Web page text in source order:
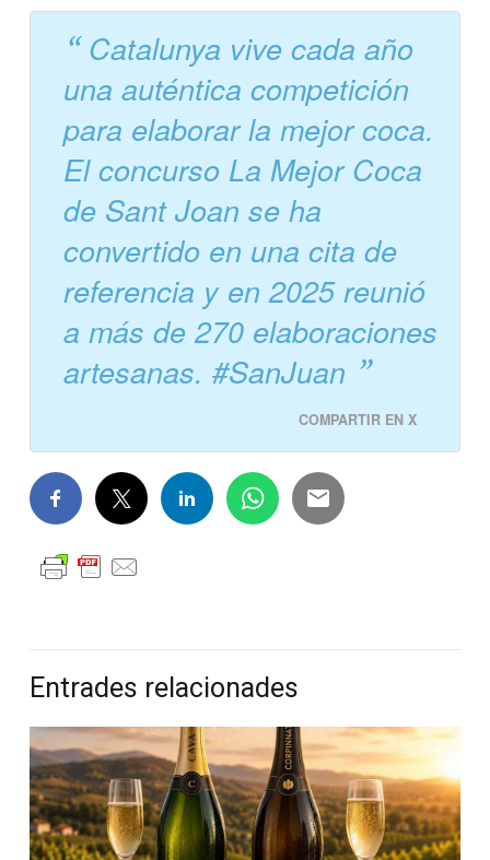
Catalunya vive cada año
una auténtica competición
para elaborar la mejor coca.
El concurso La Mejor Coca
de Sant Joan se ha
convertido en una cita de
referencia y en 2025 reunió
a más de 270 elaboraciones
artesanas. #SanJuan
COMPARTIR EN X
Entrades relacionades